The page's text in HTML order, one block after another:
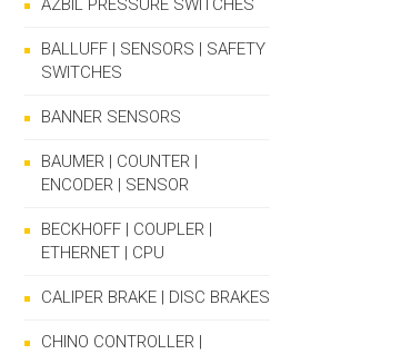
AZBIL PRESSURE SWITCHES
BALLUFF | SENSORS | SAFETY
SWITCHES
BANNER SENSORS
BAUMER | COUNTER |
ENCODER | SENSOR
BECKHOFF | COUPLER |
ETHERNET | CPU
CALIPER BRAKE | DISC BRAKES
CHINO CONTROLLER |